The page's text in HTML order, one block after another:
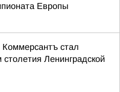
Европы
стал
Ленинградской